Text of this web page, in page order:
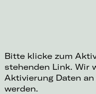
Bitte klicke zum
stehenden Link. Wir
Aktivierung Daten
werden.